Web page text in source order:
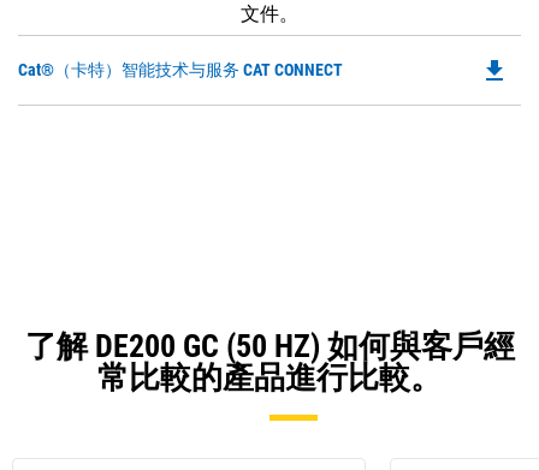
文件。
Cat®（卡特）智能技术与服务 CAT CONNECT file_download
了解 DE200 GC (50 HZ) 如何與客戶經
常比較的產品進行比較。